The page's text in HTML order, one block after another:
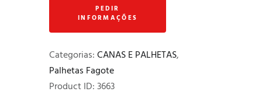
Categorias:CANAS E PALHETAS,
Palhetas Fagote
Product ID:3663